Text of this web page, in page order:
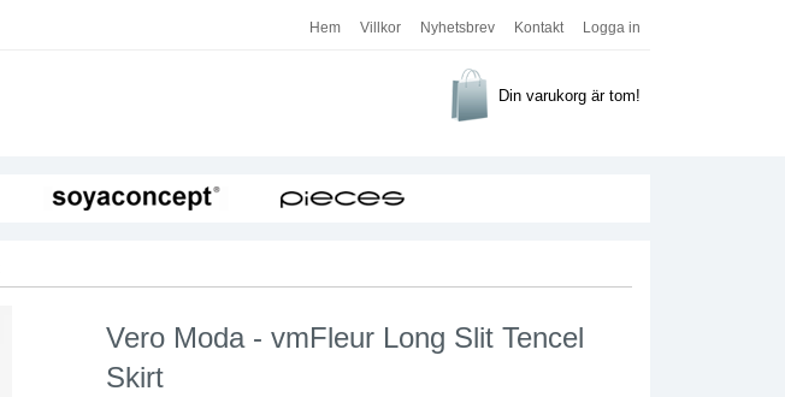
Hem Villkor Nyhetsbrev Kontakt Logga in
Din varukorg är tom!
Vero Moda - vmFleur Long Slit Tencel
Skirt